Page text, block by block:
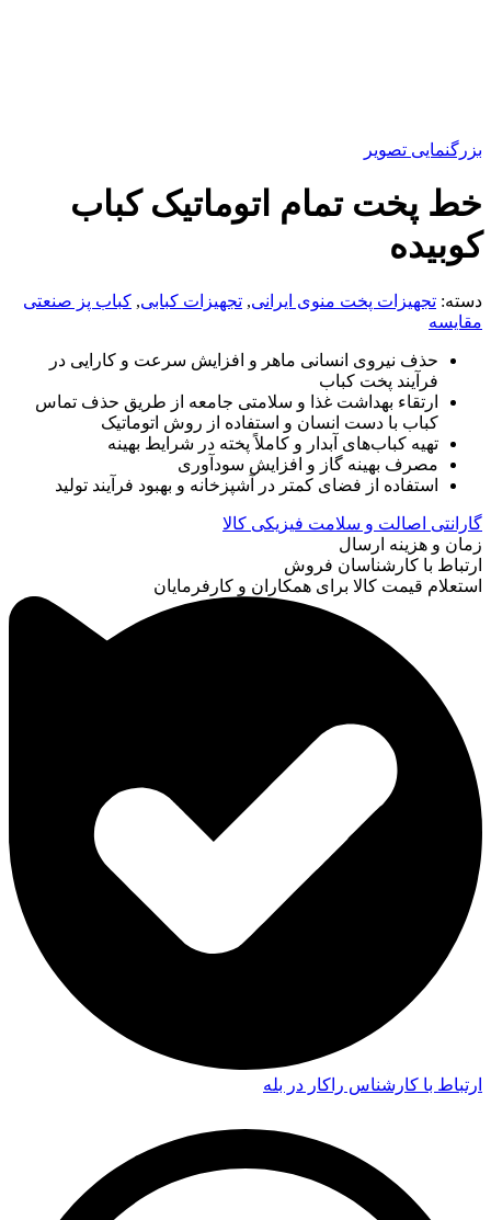
بزرگنمایی تصویر
خط پخت تمام اتوماتیک کباب
کوبیده
دسته: تجهیزات پخت منوی ایرانی, تجهیزات کبابی, کباب پز صنعتی
مقایسه
حذف نیروی انسانی ماهر و افزایش سرعت و کارایی در
فرآیند پخت کباب
ارتقاء بهداشت غذا و سلامتی جامعه از طریق حذف تماس
کباب با دست انسان و استفاده از روش اتوماتیک
تهیه کباب‌های آبدار و کاملاً پخته در شرایط بهینه
مصرف بهینه گاز و افزایش سودآوری
استفاده از فضای کمتر در آشپزخانه و بهبود فرآیند تولید
گارانتی اصالت و سلامت فیزیکی کالا
زمان و هزینه ارسال
ارتباط با کارشناسان فروش
استعلام قیمت کالا برای همکاران و کارفرمایان
ارتباط با کارشناس راکار در بله